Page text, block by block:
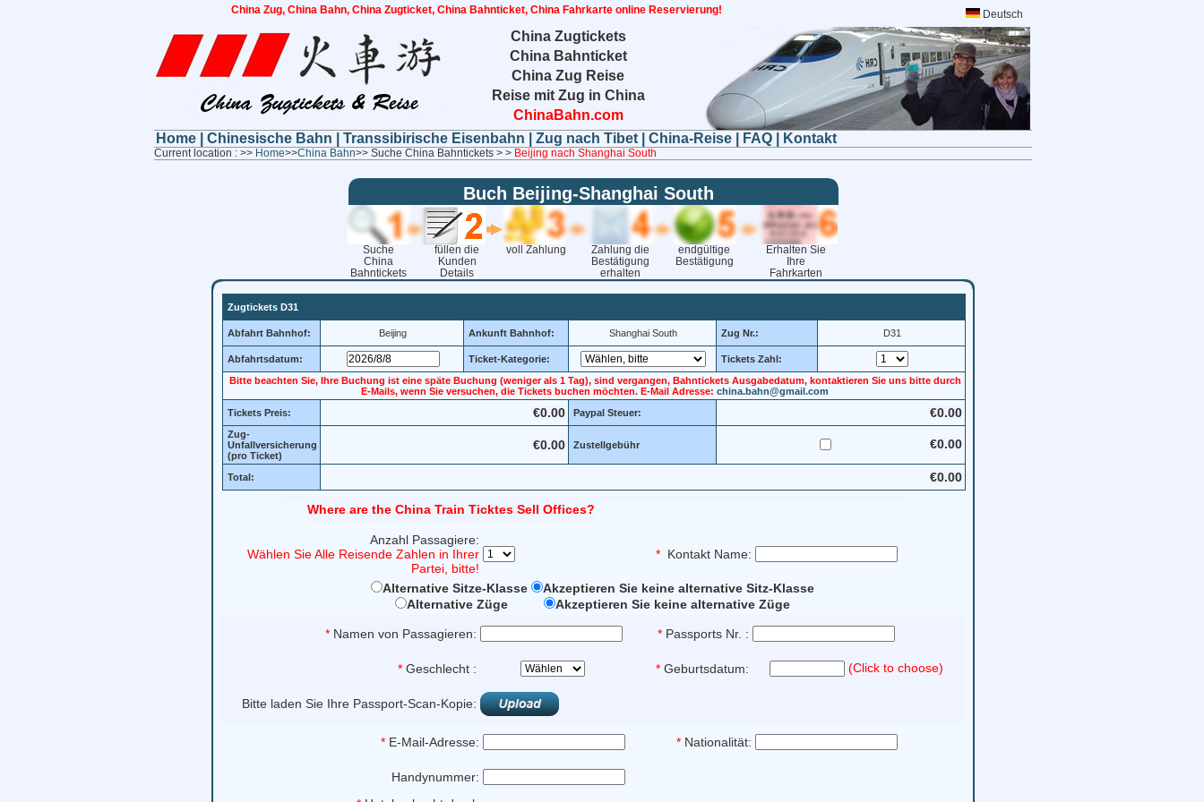
China Zug, China Bahn, China Zugticket, China Bahnticket, China Fahrkarte online Reservierung! Deutsch
China Zugtickets
China Bahnticket
China Zug Reise
Reise mit Zug in China
ChinaBahn.com
Home
Chinesische Bahn Transsibirische Eisenbahn Zug nach Tibet China-Reise FAQ Kontakt
Current location : >> Home>>China Bahn>> Suche China Bahntickets > > Beijing nach Shanghai South
Buch Beijing-Shanghai South
Suche
China
Bahntickets
füllen die
Kunden
Details
voll Zahlung
Zahlung die
Bestätigung
erhalten
endgültige
Bestätigung
Erhalten Sie
Ihre
Fahrkarten
Zugtickets D31
Abfahrt Bahnhof: Beijing Ankunft Bahnhof: Shanghai South Zug Nr.: D31
Abfahrtsdatum: Ticket-Kategorie:
Tickets Zahl:
Bitte beachten Sie, Ihre Buchung ist eine späte Buchung (weniger als 1 Tag), sind vergangen, Bahntickets Ausgabedatum, kontaktieren Sie uns bitte durch
E-Mails, wenn Sie versuchen, die Tickets buchen möchten. E-Mail Adresse: china.bahn@gmail.com
Tickets Preis:
€0.00 Paypal Steuer: €0.00
Zug-
Unfallversicherung
(pro Ticket)
€0.00 Zustellgebühr €0.00
Total: €0.00
Where are the China Train Ticktes Sell Offices?
Anzahl Passagiere:
Wählen Sie Alle Reisende Zahlen in Ihrer
Partei, bitte!
* Kontakt Name:
Alternative Sitze-Klasse
Akzeptieren Sie keine alternative Sitz-Klasse
Alternative Züge
Akzeptieren Sie keine alternative Züge
* Namen von Passagieren: * Passports Nr. :
* Geschlecht : * Geburtsdatum: (Click to choose)
Bitte laden Sie Ihre Passport-Scan-Kopie:
* E-Mail-Adresse: * Nationalität:
Handynummer: